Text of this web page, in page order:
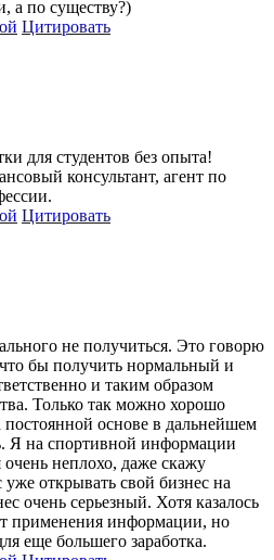
а по существу?)
Цитировать
для студентов без опыта!
консультант, агент по
Цитировать
не получиться. Это говорю
бы получить нормальный и
и таким образом
Только так можно хорошо
постоянной основе в дальнейшем
Я на спортивной информации
неплохо, даже скажу
открывать свой бизнес на
очень серьезный. Хотя казалось
применения информации, но
еще большего заработка.